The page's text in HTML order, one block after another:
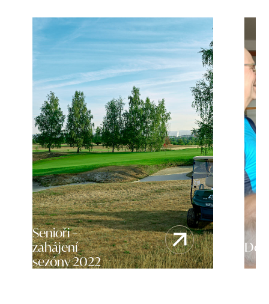
Senioři –
zahájení
sezóny 2022